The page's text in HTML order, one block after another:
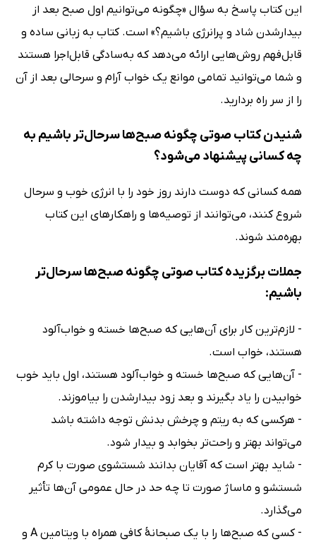
این کتاب پاسخ به سؤال «چگونه می‌توانیم اول صبح بعد از
بیدارشدن شاد و پرانرژی باشیم؟» است. کتاب به زبانی ساده و
قابل‌فهم روش‌هایی ارائه می‌دهد که به‌سادگی قابل‌اجرا هستند
و شما می‌توانید تمامی موانع یک خواب آرام و سرحالی بعد از آن
را از سر راه بردارید.
شنیدن کتاب صوتی چگونه صبح‌ها سرحال‌تر باشیم به
چه کسانی پیشنهاد می‌شود؟
همه کسانی که دوست دارند روز خود را با انرژی خوب و سرحال
شروع کنند، می‌توانند از توصیه‌ها و راهکارهای این کتاب
بهره‌مند شوند.
جملات برگزیده کتاب صوتی چگونه صبح‌ها سرحال‌تر
باشیم:
- لازم‌ترین کار برای آن‌هایی که صبح‌ها خسته و خواب‌آلود
هستند، خواب است.
- آن‌هایی که صبح‌ها خسته و خواب‌آلود هستند، اول باید خوب
خوابیدن را یاد بگیرند و بعد زود بیدارشدن را بیاموزند.
- هرکسی که به ریتم و چرخش بدنش توجه داشته باشد
می‌تواند بهتر و راحت‌تر بخوابد و بیدار شود.
- شاید بهتر است که آقایان بدانند شستشوی صورت با کرم
شستشو و ماساژ صورت تا چه حد در حال عمومی آن‌ها تأثیر
می‌گذارد.
- کسی که صبح‌ها را با یک صبحانهٔ کافی همراه با ویتامین A و